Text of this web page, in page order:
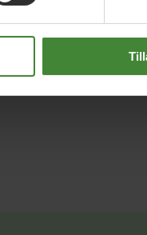
16 april
MP: